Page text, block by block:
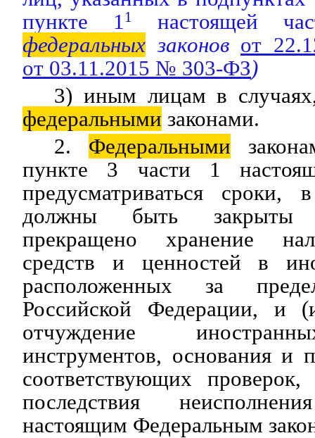
пункте 11
настоящей
федеральных законов от
от 03.11.2015 № 303-ФЗ)
3) иным лицам в
федеральными законами.
2. Федеральными
пункте 3 части 1
предусматриваться сроки,
должны быть закрыты
прекращено хранение
средств и ценностей в
расположенных за
Российской Федерации, и
отчуждение
инструментов, основания и
соответствующих
последствия
настоящим Федеральным